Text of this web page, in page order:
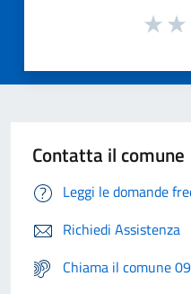
Contatta il comune
Leggi le domande
Richiedi Assistenza
Chiama il comune